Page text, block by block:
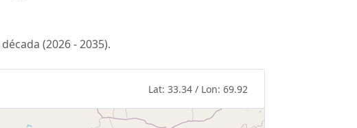
(2026 - 2035).
Lat: 33.34 / Lon: 69.92